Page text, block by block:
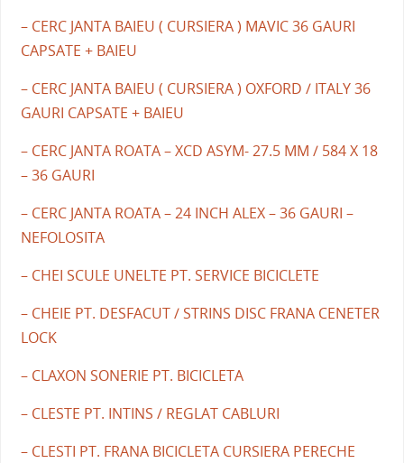
– CERC JANTA BAIEU ( CURSIERA ) MAVIC 36 GAURI
CAPSATE + BAIEU
– CERC JANTA BAIEU ( CURSIERA ) OXFORD / ITALY 36
GAURI CAPSATE + BAIEU
– CERC JANTA ROATA – XCD ASYM- 27.5 MM / 584 X 18
– 36 GAURI
– CERC JANTA ROATA – 24 INCH ALEX – 36 GAURI –
NEFOLOSITA
– CHEI SCULE UNELTE PT. SERVICE BICICLETE
– CHEIE PT. DESFACUT / STRINS DISC FRANA CENETER
LOCK
– CLAXON SONERIE PT. BICICLETA
– CLESTE PT. INTINS / REGLAT CABLURI
– CLESTI PT. FRANA BICICLETA CURSIERA PERECHE